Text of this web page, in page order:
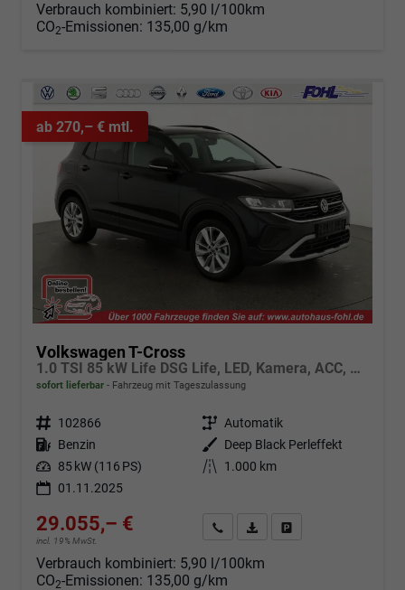
Verbrauch kombiniert: 5,90 l/100km
CO2-Emissionen: 135,00 g/km
ab 270,– € mtl.
Volkswagen T-Cross
1.0 TSI 85 kW Life DSG Life, LED, Kamera, ACC, Side, Winter, 17-Zoll, 3-J. Garantie
sofort lieferbar Fahrzeug mit Tageszulassung
Fahrzeugnr. 102866 Getriebe Automatik
Kraftstoff Benzin Außenfarbe
Deep Black Perleffekt
Leistung 85 kW (116 PS) Kilometerstand
1.000 km
01.11.2025
29.055,– €
incl. 19% MwSt.
Angebot anfordern
Fahrzeugexpose (PDF)
Verbrauch kombiniert: 5,90 l/100km
CO2-Emissionen: 135,00 g/km